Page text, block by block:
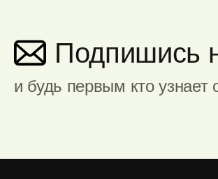
Подпишись
и будь первым кто узнает